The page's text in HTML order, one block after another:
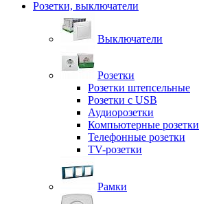
Розетки, выключатели
Выключатели
Розетки
Розетки штепсельные
Розетки с USB
Аудиорозетки
Компьютерные розетки
Телефонные розетки
TV-розетки
Рамки